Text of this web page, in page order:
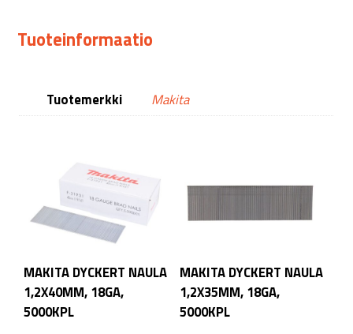
Tuoteinformaatio
Tuotemerkki Makita
MAKITA DYCKERT NAULA
1,2X40MM, 18GA,
5000KPL
MAKITA DYCKERT NAULA
1,2X35MM, 18GA,
5000KPL